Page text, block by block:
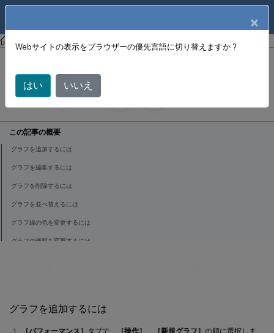
XenCenter XenCenter
グラフを追加するには
［パフォーマンス］ タブで、 ［操作］ ［新規グラフ］ の順に選択しま
パフォーマンスグラフの設定
June 18, 2024
X
この記事の概要
グラフを追加するには
グラフを編集するには
グラフを削除するには
グラフを並べ替えるには
グラフ線の色を変更するには
グラフの種類を変更するには
×
Webサイトの表示をブラウザーの優先言語に切り替えますか ?
はい いいえ